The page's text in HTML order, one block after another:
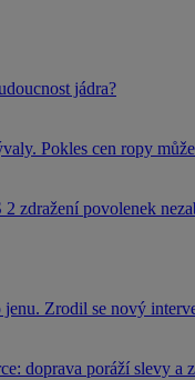
jádra?
Pokles cen ropy
2 zdražení povolenek
jenu. Zrodil se nový
doprava poráží slevy a